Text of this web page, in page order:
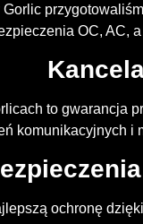
OC, AC,
to gwarancja
komunikacyjnych i
ochronę